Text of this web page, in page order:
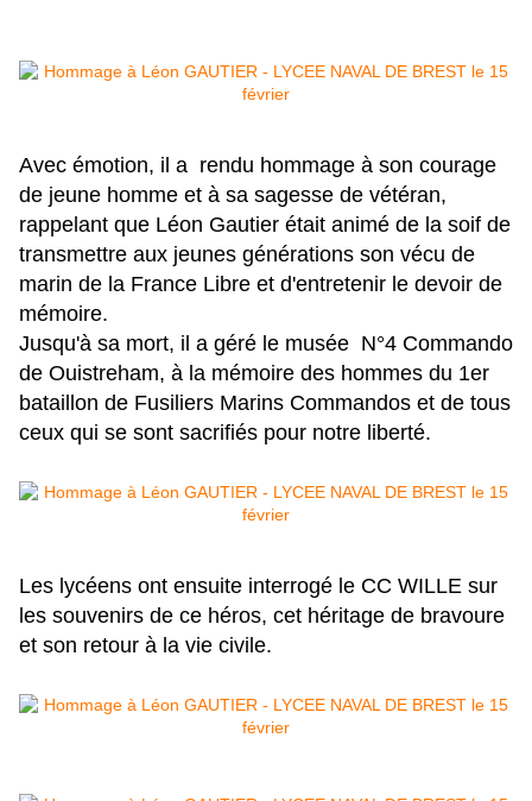
Avec émotion, il a rendu hommage à son courage
de jeune homme et à sa sagesse de vétéran,
rappelant que Léon Gautier était animé de la soif de
transmettre aux jeunes générations son vécu de
marin de la France Libre et d'entretenir le devoir de
mémoire.
Jusqu'à sa mort, il a géré le musée N°4 Commando
de Ouistreham, à la mémoire des hommes du 1er
bataillon de Fusiliers Marins Commandos et de tous
ceux qui se sont sacrifiés pour notre liberté.
Les lycéens ont ensuite interrogé le CC WILLE sur
les souvenirs de ce héros, cet héritage de bravoure
et son retour à la vie civile.